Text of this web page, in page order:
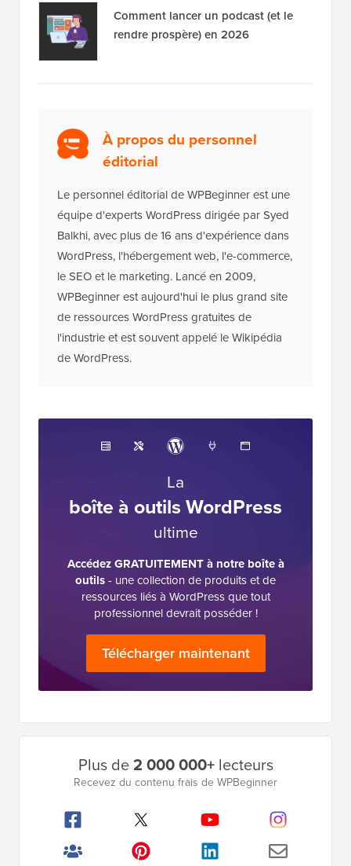
Comment lancer un podcast (et le
rendre prospère) en 2026
À propos du personnel
éditorial
Le personnel éditorial de WPBeginner est une
équipe d'experts WordPress dirigée par Syed
Balkhi, avec plus de 16 ans d'expérience dans
WordPress, l'hébergement web, l'e-commerce,
le SEO et le marketing. Lancé en 2009,
WPBeginner est aujourd'hui le plus grand site
de ressources WordPress gratuites de
l'industrie et est souvent appelé le Wikipédia
de WordPress.
La
boîte à outils WordPress
ultime
Accédez GRATUITEMENT à notre boîte à
outils- une collection de produits et de
ressources liés à WordPress que tout
professionnel devrait posséder !
Télécharger maintenant
Plus de2 000 000+lecteurs
Recevez du contenu frais de WPBeginner